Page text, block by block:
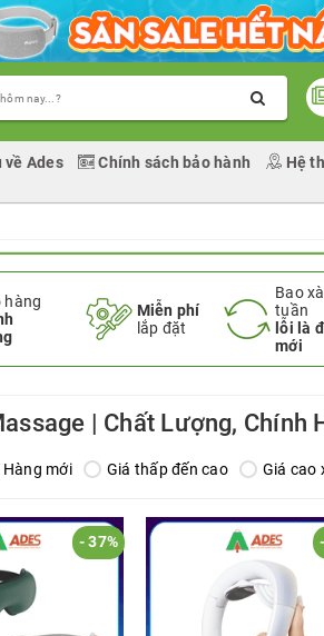
về Ades Chính sách bảo hành Hệ
hàng
Miễn phí
lắp đặt
Bao
tuần
lỗi là
mới
| Chất Lượng, Chính
Hàng mới Giá thấp đến cao Giá cao
- 37%